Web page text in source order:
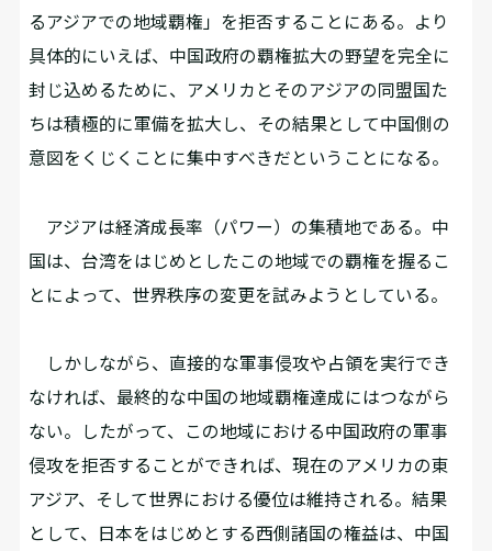
るアジアでの地域覇権」を拒否することにある。より
具体的にいえば、中国政府の覇権拡大の野望を完全に
封じ込めるために、アメリカとそのアジアの同盟国た
ちは積極的に軍備を拡大し、その結果として中国側の
意図をくじくことに集中すべきだということになる。
アジアは経済成長率（パワー）の集積地である。中
国は、台湾をはじめとしたこの地域での覇権を握るこ
とによって、世界秩序の変更を試みようとしている。
しかしながら、直接的な軍事侵攻や占領を実行でき
なければ、最終的な中国の地域覇権達成にはつながら
ない。したがって、この地域における中国政府の軍事
侵攻を拒否することができれば、現在のアメリカの東
アジア、そして世界における優位は維持される。結果
として、日本をはじめとする西側諸国の権益は、中国